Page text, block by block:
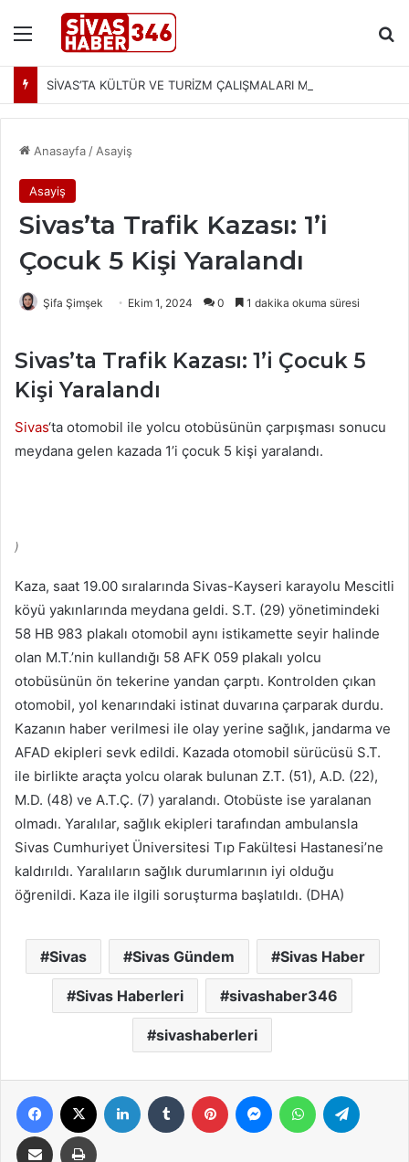
Menü
Anasayfa / Asayiş
Asayiş
Sivas’ta Trafik Kazası: 1’i
Çocuk 5 Kişi Yaralandı
Şifa Şimşek Ekim 1, 2024 0 1 dakika okuma süresi
Sivas’ta Trafik Kazası: 1’i Çocuk 5
Kişi Yaralandı
Sivas‘ta otomobil ile yolcu otobüsünün çarpışması sonucu
meydana gelen kazada 1’i çocuk 5 kişi yaralandı.
)
Kaza, saat 19.00 sıralarında Sivas-Kayseri karayolu Mescitli
köyü yakınlarında meydana geldi. S.T. (29) yönetimindeki
58 HB 983 plakalı otomobil aynı istikamette seyir halinde
olan M.T.’nin kullandığı 58 AFK 059 plakalı yolcu
otobüsünün ön tekerine yandan çarptı. Kontrolden çıkan
otomobil, yol kenarındaki istinat duvarına çarparak durdu.
Kazanın haber verilmesi ile olay yerine sağlık, jandarma ve
AFAD ekipleri sevk edildi. Kazada otomobil sürücüsü S.T.
ile birlikte araçta yolcu olarak bulunan Z.T. (51), A.D. (22),
M.D. (48) ve A.T.Ç. (7) yaralandı. Otobüste ise yaralanan
olmadı. Yaralılar, sağlık ekipleri tarafından ambulansla
Sivas Cumhuriyet Üniversitesi Tıp Fakültesi Hastanesi’ne
kaldırıldı. Yaralıların sağlık durumlarının iyi olduğu
öğrenildi. Kaza ile ilgili soruşturma başlatıldı. (DHA)
Sivas Sivas Gündem Sivas Haber
Sivas Haberleri sivashaber346
sivashaberleri
Facebook LinkedIn Tumblr Pinterest MessengerWhatsApp
E-Posta ile paylaş Yazdır